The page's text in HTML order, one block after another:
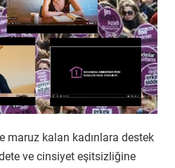
maruz kalan kadınlara destek
ve cinsiyet eşitsizliğine